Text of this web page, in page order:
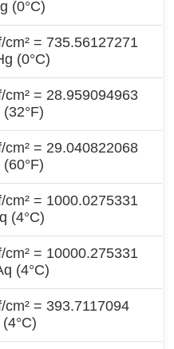
(0°C)
cm² = 735.56127271
(0°C)
cm² = 28.959094963
cm² = 29.040822068
cm² = 1000.0275331
(4°C)
cm² = 10000.275331
(4°C)
cm² = 393.7117094